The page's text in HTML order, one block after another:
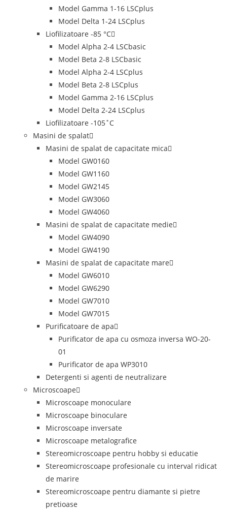
Model Gamma 1-16 LSCplus
Model Delta 1-24 LSCplus
Liofilizatoare -85 °C
Model Alpha 2-4 LSCbasic
Model Beta 2-8 LSCbasic
Model Alpha 2-4 LSCplus
Model Beta 2-8 LSCplus
Model Gamma 2-16 LSCplus
Model Delta 2-24 LSCplus
Liofilizatoare -105˚C
Masini de spalat
Masini de spalat de capacitate mica
Model GW0160
Model GW1160
Model GW2145
Model GW3060
Model GW4060
Masini de spalat de capacitate medie
Model GW4090
Model GW4190
Masini de spalat de capacitate mare
Model GW6010
Model GW6290
Model GW7010
Model GW7015
Purificatoare de apa
Purificator de apa cu osmoza inversa WO-20-
01
Purificator de apa WP3010
Detergenti si agenti de neutralizare
Microscoape
Microscoape monoculare
Microscoape binoculare
Microscoape inversate
Microscoape metalografice
Stereomicroscoape pentru hobby si educatie
Stereomicroscoape profesionale cu interval ridicat
de marire
Stereomicroscoape pentru diamante si pietre
pretioase